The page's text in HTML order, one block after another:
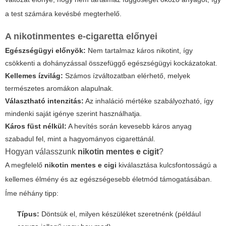
a test számára kevésbé megterhelő.
A nikotinmentes e-cigaretta előnyei
Egészségügyi előnyök: Nem tartalmaz káros nikotint, így
csökkenti a dohányzással összefüggő egészségügyi kockázatokat.
Kellemes ízvilág: Számos ízváltozatban elérhető, melyek
természetes aromákon alapulnak.
Választható intenzitás: Az inhaláció mértéke szabályozható, így
mindenki saját igénye szerint használhatja.
Káros füst nélkül: A hevítés során kevesebb káros anyag
szabadul fel, mint a hagyományos cigarettánál.
Hogyan válasszunk nikotin mentes e cigit?
A megfelelő nikotin mentes e cigi kiválasztása kulcsfontosságú a
kellemes élmény és az egészségesebb életmód támogatásában.
Íme néhány tipp:
Típus: Döntsük el, milyen készüléket szeretnénk (például